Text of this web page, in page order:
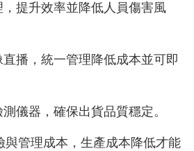
提升效率並降低人員傷害風
播，統一管理降低成本並可即
儀器，確保出貨品質穩定。
與管理成本，生產成本降低才能